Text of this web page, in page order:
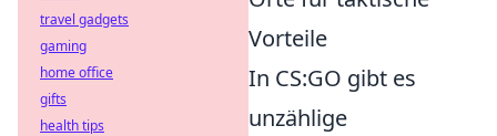
Vorteile
In CS:GO gibt es
unzählige
travel gadgets
gaming
home office
gifts
health tips